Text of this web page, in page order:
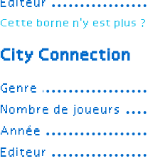
Editeur
Cette borne n'y est plus ?
City Connection
Genre
Nombre de joueurs
Année
Editeur